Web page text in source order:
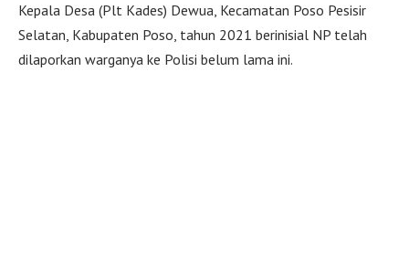
Kepala Desa (Plt Kades) Dewua, Kecamatan Poso Pesisir
Selatan, Kabupaten Poso, tahun 2021 berinisial NP telah
dilaporkan warganya ke Polisi belum lama ini.